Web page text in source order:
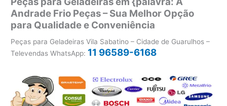
Andrade Frio Peças – Sua Melhor Opção
para Qualidade e Conveniência
Peças para Geladeiras Vila Sabatino – Cidade de Guarulhos –
Televendas WhatsApp: 11 96589-6168